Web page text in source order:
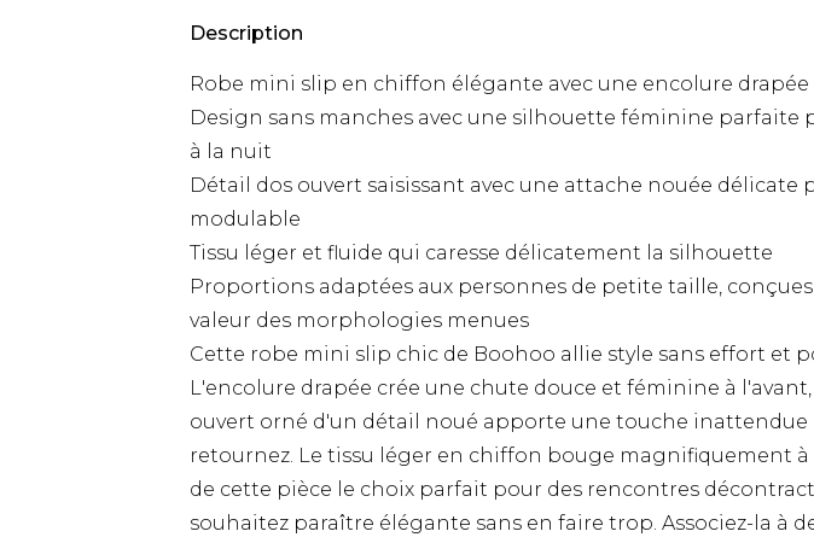
Description
Robe mini slip en chiffon élégante avec une encolure drapée
Design sans manches avec une silhouette féminine parfaite
à la nuit
Détail dos ouvert saisissant avec une attache nouée délicate
modulable
Tissu léger et fluide qui caresse délicatement la silhouette
Proportions adaptées aux personnes de petite taille,
valeur des morphologies menues
Cette robe mini slip chic de Boohoo allie style sans effort et
L'encolure drapée crée une chute douce et féminine à
ouvert orné d'un détail noué apporte une touche inattendue
retournez. Le tissu léger en chiffon bouge magnifiquement à
de cette pièce le choix parfait pour des rencontres
souhaitez paraître élégante sans en faire trop. Associez-la à